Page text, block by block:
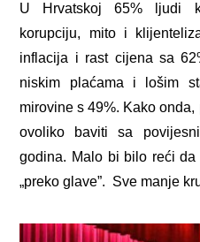
U Hrvatskoj 65% ljudi
korupciju, mito i
inflacija i rast cijena sa
niskim plaćama i lošim
mirovine s 49%. Kako
ovoliko baviti sa
godina. Malo bi bilo reći
„preko glave”. Sve manje